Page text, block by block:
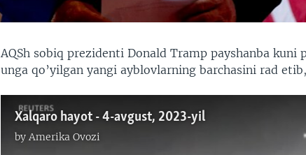
AQSh sobiq prezidenti Donald Tramp payshanba kuni
unga qo’yilgan yangi ayblovlarning barchasini rad
Xalqaro hayot - 4-avgust, 2023-yil
byAmerika Ovozi